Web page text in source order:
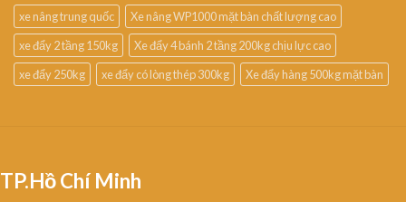
xe nâng trung quốc
Xe nâng WP1000 mặt bàn chất lượng cao
xe đẩy 2 tầng 150kg
Xe đẩy 4 bánh 2 tầng 200kg chịu lực cao
xe đẩy 250kg
xe đẩy có lòng thép 300kg Xe đẩy hàng 500kg mặt bàn
TP.Hồ Chí Minh